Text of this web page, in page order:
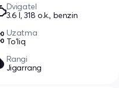
Dvigatel
3.6 l, 318 o.k., benzin
Uzatma
To'liq
Rangi
Jigarrang